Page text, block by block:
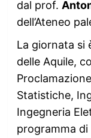
dal prof.
dell’Ateneo
La giornata si
delle Aquile,
Statistiche,
Ingegneria
programma